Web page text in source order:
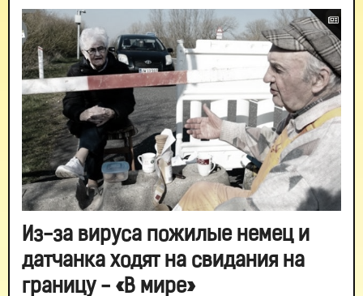
Из-за вируса пожилые немец и
датчанка ходят на свидания на
границу - «В мире»